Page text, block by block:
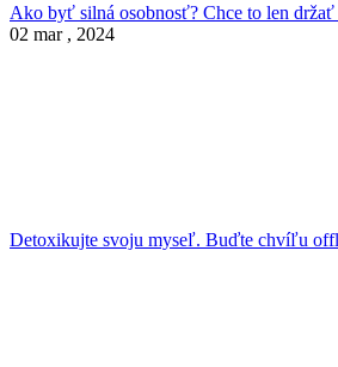
Ako byť silná osobnosť? Chce to len držať
02 mar , 2024
Detoxikujte svoju myseľ. Buďte chvíľu